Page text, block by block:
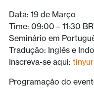
Data: 19 de Março
Time: 09:00 – 11:30
Seminário em
Tradução: Inglês e
Inscreva-se aqui:
Programação do